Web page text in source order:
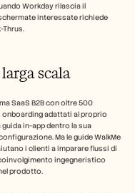
Workday rilascia il
interessate richiede
Thrus.
scala
SaaS B2B con oltre 500
adattati al proprio
in-app dentro la sua
Ma le guide WalkMe
i clienti a imparare flussi di
ingegneristico
prodotto.